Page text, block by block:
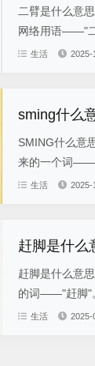
二臂是什么意
网络用语——"二
生活 2025-
sming什么
SMING什么意
来的一个词
生活 2025-
赶脚是什么
赶脚是什么意
的词——"赶脚"
生活 2025-